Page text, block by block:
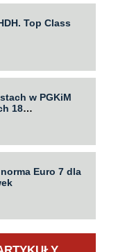
Top Class
w PGKiM
18
Euro 7 dla